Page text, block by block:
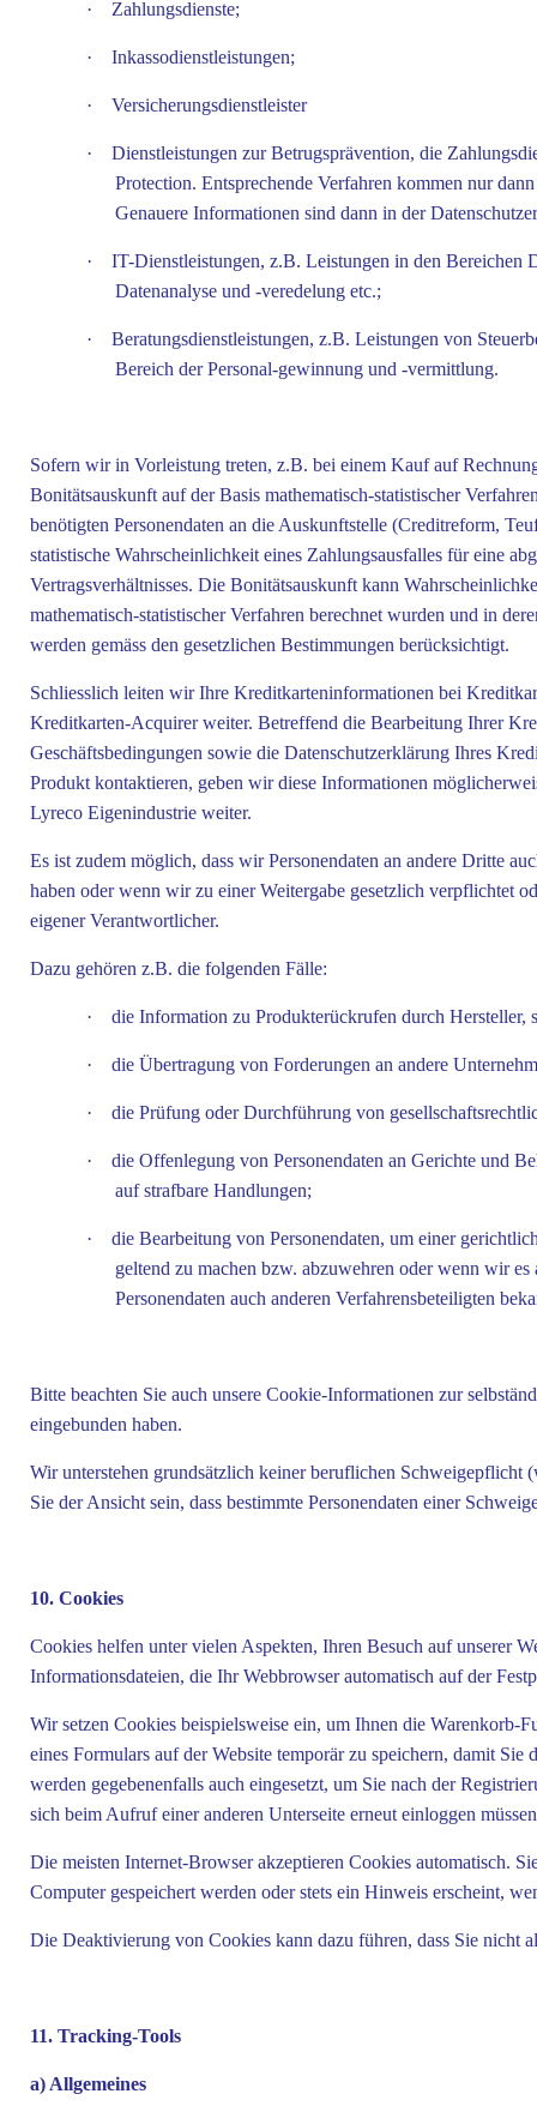
· Zahlungsdienste;
· Inkassodienstleistungen;
· Versicherungsdienstleister
·
Dienstleistungen zur Betrugsprävention, die
Protection. Entsprechende Verfahren kommen nur
Genauere Informationen sind dann in der
·
IT-Dienstleistungen, z.B. Leistungen in den Bereichen
Datenanalyse und -veredelung etc.;
·
Beratungsdienstleistungen, z.B. Leistungen von
Bereich der Personal-gewinnung und -vermittlung.
Sofern wir in Vorleistung treten, z.B. bei einem Kauf auf
Bonitätsauskunft auf der Basis mathematisch-statistischer
benötigten Personendaten an die Auskunftstelle (Creditreform,
statistische Wahrscheinlichkeit eines Zahlungsausfalles für eine
Vertragsverhältnisses. Die Bonitätsauskunft kann
mathematisch-statistischer Verfahren berechnet wurden und in
werden gemäss den gesetzlichen Bestimmungen berücksichtigt.
Schliesslich leiten wir Ihre Kreditkarteninformationen bei
Kreditkarten-Acquirer weiter. Betreffend die Bearbeitung Ihrer
Geschäftsbedingungen sowie die Datenschutzerklärung Ihres
Produkt kontaktieren, geben wir diese Informationen
Lyreco Eigenindustrie weiter.
Es ist zudem möglich, dass wir Personendaten an andere Dritte
haben oder wenn wir zu einer Weitergabe gesetzlich verpflichtet
eigener Verantwortlicher.
Dazu gehören z.B. die folgenden Fälle:
· die Information zu Produkterückrufen durch Hersteller,
· die Übertragung von Forderungen an andere
· die Prüfung oder Durchführung von
·
die Offenlegung von Personendaten an Gerichte und
auf strafbare Handlungen;
·
die Bearbeitung von Personendaten, um einer
geltend zu machen bzw. abzuwehren oder wenn wir
Personendaten auch anderen Verfahrensbeteiligten
Bitte beachten Sie auch unsere Cookie-Informationen zur
eingebunden haben.
Wir unterstehen grundsätzlich keiner beruflichen
Sie der Ansicht sein, dass bestimmte Personendaten einer
10. Cookies
Cookies helfen unter vielen Aspekten, Ihren Besuch auf unserer
Informationsdateien, die Ihr Webbrowser automatisch auf der
Wir setzen Cookies beispielsweise ein, um Ihnen die
eines Formulars auf der Website temporär zu speichern, damit
werden gegebenenfalls auch eingesetzt, um Sie nach der
sich beim Aufruf einer anderen Unterseite erneut einloggen
Die meisten Internet-Browser akzeptieren Cookies automatisch.
Computer gespeichert werden oder stets ein Hinweis erscheint,
Die Deaktivierung von Cookies kann dazu führen, dass Sie nicht
11. Tracking-Tools
a) Allgemeines